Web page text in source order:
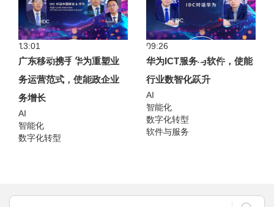
13:01
广东移动携手华为重塑业
务运营范式，使能政企业
务增长
AI
智能化
数字化转型
09:26
华为ICT服务与软件，使能
行业数智化跃升
AI
智能化
数字化转型
软件与服务